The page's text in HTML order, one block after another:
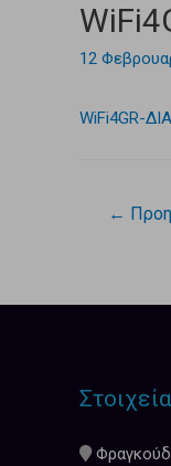
12
WiFi4GR-
←